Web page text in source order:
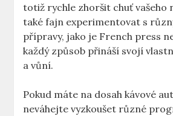
totiž rychle zhoršit chuť vašeho
také fajn experimentovat s
přípravy, jako je French press
každý způsob přináší svojí
a vůní.
Pokud máte na dosah kávové
neváhejte vyzkoušet různé